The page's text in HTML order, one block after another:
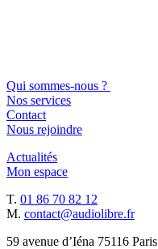
Qui sommes-nous ?
Nos services
Contact
Nous rejoindre
Actualités
Mon espace
T. 01 86 70 82 12
M. contact@audiolibre.fr
59 avenue d’Iéna 75116 Paris